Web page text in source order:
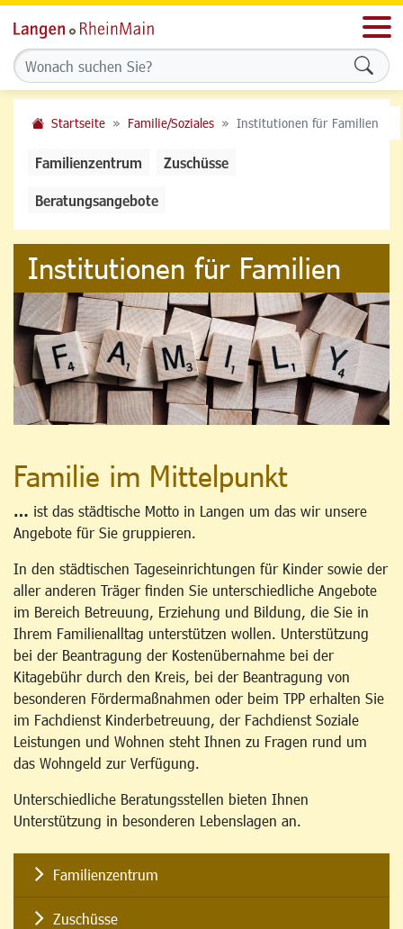
Startseite Familie/Soziales Institutionen für Familien
Familienzentrum Zuschüsse
Beratungsangebote
Institutionen für Familien
Familie im Mittelpunkt
… ist das städtische Motto in Langen um das wir unsere
Angebote für Sie gruppieren.
In den städtischen Tageseinrichtungen für Kinder sowie der
aller anderen Träger finden Sie unterschiedliche Angebote
im Bereich Betreuung, Erziehung und Bildung, die Sie in
Ihrem Familienalltag unterstützen wollen. Unterstützung
bei der Beantragung der Kostenübernahme bei der
Kitagebühr durch den Kreis, bei der Beantragung von
besonderen Fördermaßnahmen oder beim TPP erhalten Sie
im Fachdienst Kinderbetreuung, der Fachdienst Soziale
Leistungen und Wohnen steht Ihnen zu Fragen rund um
das Wohngeld zur Verfügung.
Unterschiedliche Beratungsstellen bieten Ihnen
Unterstützung in besonderen Lebenslagen an.
Familienzentrum
Zuschüsse